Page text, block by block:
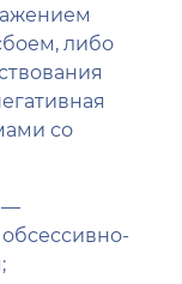
либо
со
—